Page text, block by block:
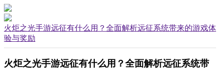
火炬之光手游远征有什么用？全面解析远征系统带来的游戏体
验与奖励
火炬之光手游远征有什么用？全面解析远征系统带